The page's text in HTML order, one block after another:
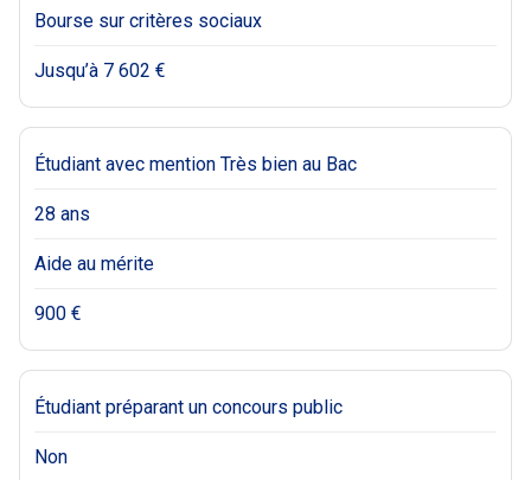
Bourse sur critères sociaux
Jusqu’à 7 602 €
Étudiant avec mention Très bien au Bac
28 ans
Aide au mérite
900 €
Étudiant préparant un concours public
Non